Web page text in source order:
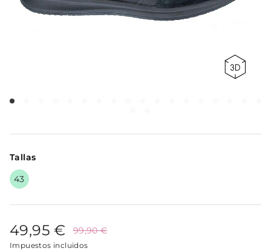
Tallas
43
49,95 € 99,90 €
Impuestos incluidos